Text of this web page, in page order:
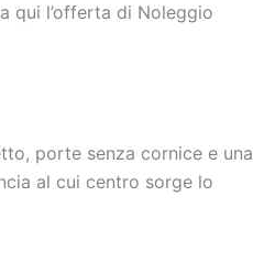
qui l’offerta di Noleggio
porte senza cornice e una
al cui centro sorge lo